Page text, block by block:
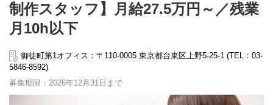
制作スタッフ】月給27.5万円～／残業
月10h以下
御徒町第1オフィス：〒110-0005 東京都台東区上野5-25-1 (TEL：03-
5846-8592)
募集期限：2026年12月31日まで